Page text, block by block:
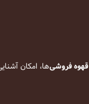
قهوه فروشی‌ها، امکان